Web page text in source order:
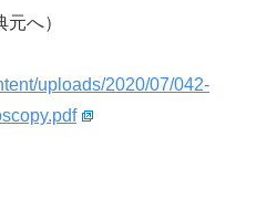
へ）
uploads/2020/07/042-